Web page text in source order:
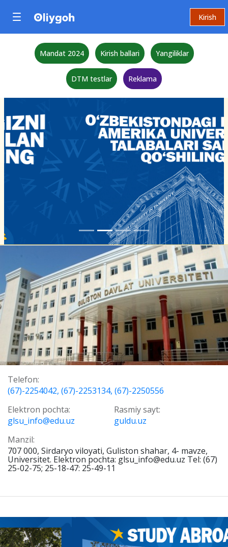
Kirish
Mandat 2024 Kirish ballari Yangiliklar
DTM testlar Reklama
Telefon:
(67)-2254042, (67)-2253134, (67)-2250556
Elektron pochta:
glsu_info@edu.uz
Rasmiy sayt:
guldu.uz
Manzil:
707 000, Sirdaryo viloyati, Guliston shahar, 4- mavze,
Universitet. Elektron pochta: glsu_info@edu.uz Tel: (67)
25-02-75; 25-18-47: 25-49-11